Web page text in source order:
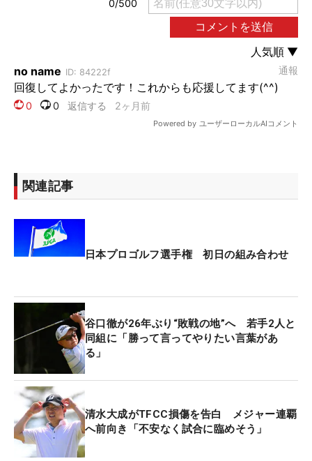
関連記事
日本プロゴルフ選手権 初日の組み合わせ
谷口徹が26年ぶり“敗戦の地”へ 若手2人と
同組に「勝って言ってやりたい言葉があ
る」
清水大成がTFCC損傷を告白 メジャー連覇
へ前向き「不安なく試合に臨めそう」